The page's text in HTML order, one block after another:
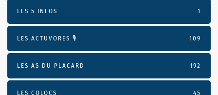
LES 5 INFOS 1
LES ACTUVORES 🎙 109
LES AS DU PLACARD 192
LES COLOCS 45